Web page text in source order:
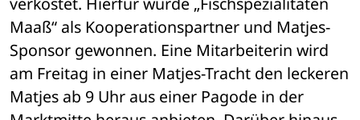
Maaß“ als Kooperationspartner und Matjes-
Sponsor gewonnen. Eine Mitarbeiterin wird
am Freitag in einer Matjes-Tracht den leckeren
Matjes ab 9 Uhr aus einer Pagode in der